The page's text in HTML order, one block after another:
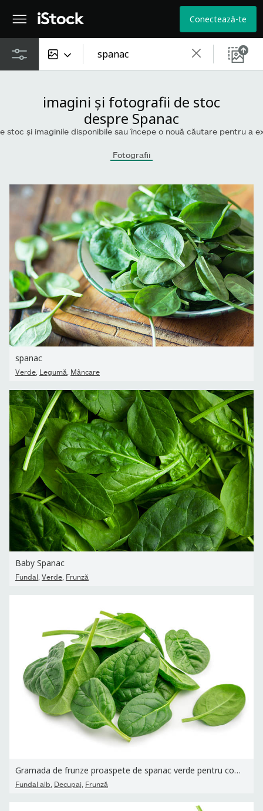
Conectează-te
Imagini
Fotografii
Ilustrații
Vectori
Videouri
imagini și fotografii de stoc
despre Spanac
și imaginile disponibile sau începe o nouă căutare pentru a
Fotografii
spanac
Verde, Legumă, Mâncare
Baby Spanac
Fundal, Verde, Frunză
Gramada de frunze proaspete de spanac verde pentru copii izolate...
Fundal alb, Decupaj, Frunză